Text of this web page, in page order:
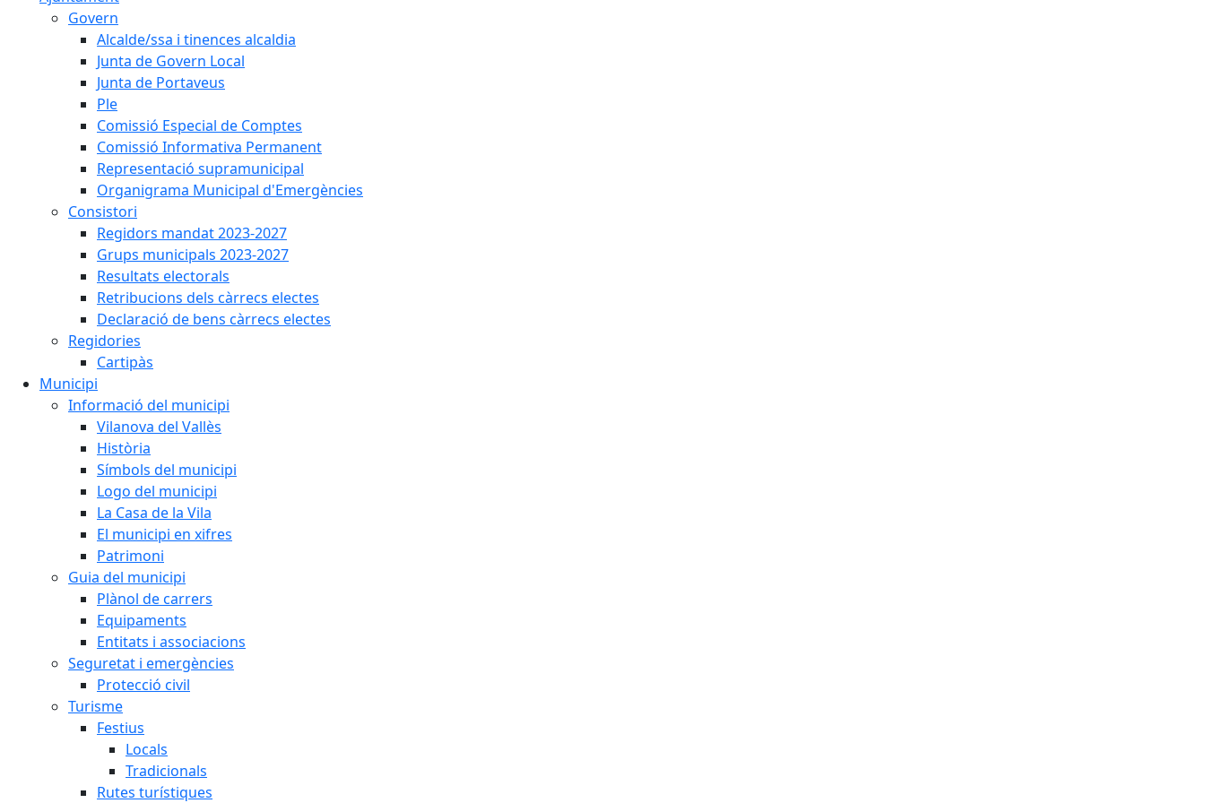
Govern
Alcalde/ssa i tinences alcaldia
Junta de Govern Local
Junta de Portaveus
Ple
Comissió Especial de Comptes
Comissió Informativa Permanent
Representació supramunicipal
Organigrama Municipal d'Emergències
Consistori
Regidors mandat 2023-2027
Grups municipals 2023-2027
Resultats electorals
Retribucions dels càrrecs electes
Declaració de bens càrrecs electes
Regidories
Cartipàs
Municipi
Informació del municipi
Vilanova del Vallès
Història
Símbols del municipi
Logo del municipi
La Casa de la Vila
El municipi en xifres
Patrimoni
Guia del municipi
Plànol de carrers
Equipaments
Entitats i associacions
Seguretat i emergències
Protecció civil
Turisme
Festius
Locals
Tradicionals
Rutes turístiques